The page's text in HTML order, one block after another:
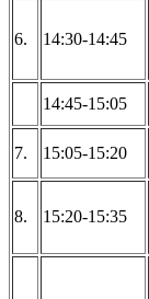
6. 14:30-14:45
14:45-15:05
7. 15:05-15:20
8. 15:20-15:35